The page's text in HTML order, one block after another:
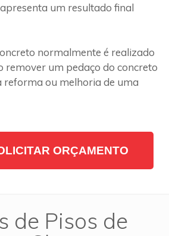
um resultado final
normalmente é realizado
remover um pedaço do concreto
reforma ou melhoria de uma
ORÇAMENTO
de Pisos de